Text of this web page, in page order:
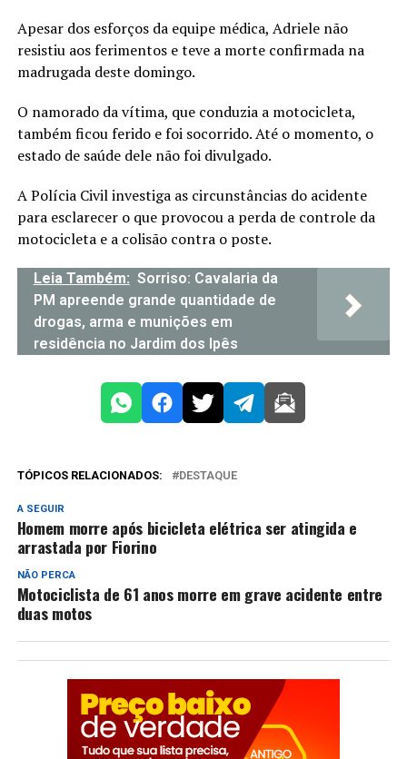
Apesar dos esforços da equipe médica, Adriele não
resistiu aos ferimentos e teve a morte confirmada na
madrugada deste domingo.
O namorado da vítima, que conduzia a motocicleta,
também ficou ferido e foi socorrido. Até o momento, o
estado de saúde dele não foi divulgado.
A Polícia Civil investiga as circunstâncias do acidente
para esclarecer o que provocou a perda de controle da
motocicleta e a colisão contra o poste.
Leia Também: Sorriso: Cavalaria da
PM apreende grande quantidade de
drogas, arma e munições em
residência no Jardim dos Ipês
TÓPICOS RELACIONADOS: DESTAQUE
A SEGUIR
Homem morre após bicicleta elétrica ser atingida e
arrastada por Fiorino
NÃO PERCA
Motociclista de 61 anos morre em grave acidente entre
duas motos